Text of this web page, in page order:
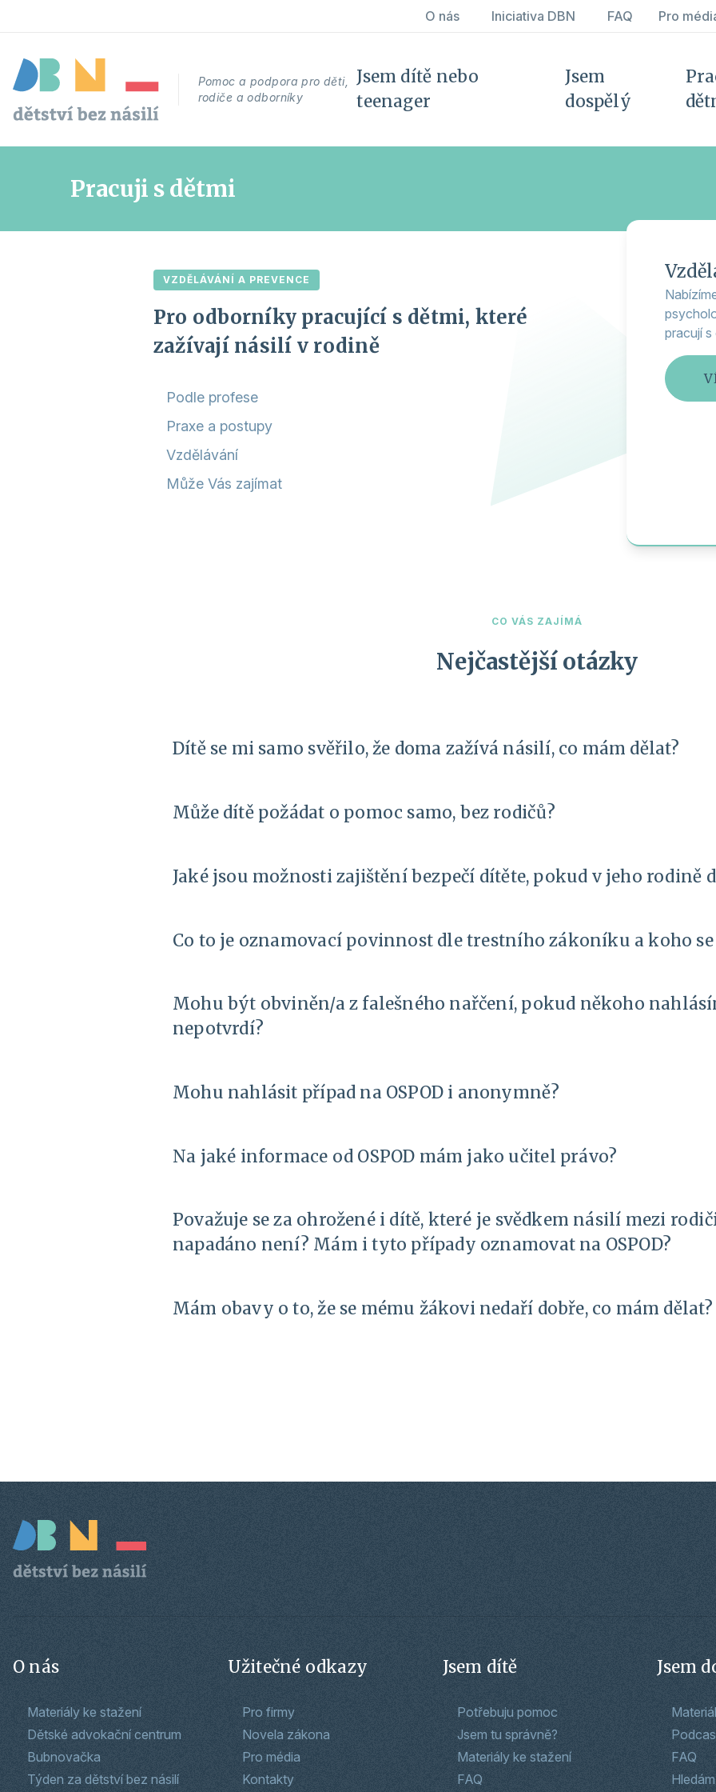
O nás Iniciativa DBN FAQ Pro
Pomoc a podpora pro děti,
rodiče a odborníky
Jsem dítě nebo
teenager
Jsem
dospělý
Pracuji s dětmi
VZDĚLÁVÁNÍ A PREVENCE
Pro odborníky pracující s dětmi, které
zažívají násilí v rodině
Podle profese
Praxe a postupy
Vzdělávání
Může Vás zajímat
pracují s
CO VÁS ZAJÍMÁ
Nejčastější otázky
Dítě se mi samo svěřilo, že doma zažívá násilí, co mám dělat?
Může dítě požádat o pomoc samo, bez rodičů?
Jaké jsou možnosti zajištění bezpečí dítěte, pokud v jeho rodině
Co to je oznamovací povinnost dle trestního zákoníku a koho
Mohu být obviněn/a z falešného nařčení, pokud někoho
nepotvrdí?
Mohu nahlásit případ na OSPOD i anonymně?
Na jaké informace od OSPOD mám jako učitel právo?
Považuje se za ohrožené i dítě, které je svědkem násilí mezi
napadáno není? Mám i tyto případy oznamovat na OSPOD?
Mám obavy o to, že se mému žákovi nedaří dobře, co mám dělat?
O nás
Materiály ke stažení
Dětské advokační centrum
Bubnovačka
Týden za dětství bez násilí
Užitečné odkazy
Pro firmy
Novela zákona
Pro média
Kontakty
Jsem dítě
Potřebuju pomoc
Jsem tu správně?
Materiály ke stažení
FAQ
Jsem
FAQ